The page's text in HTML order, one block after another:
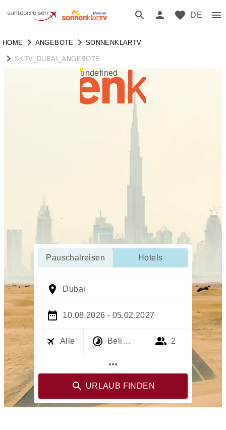
DE
HOME ANGEBOTE SONNENKLARTV
SKTV_DUBAI_ANGEBOTE
undefined
Pauschalreisen Hotels
Dubai
10.08.2026 - 05.02.2027
Alle Beliebig 2
more_horiz
URLAUB FINDEN